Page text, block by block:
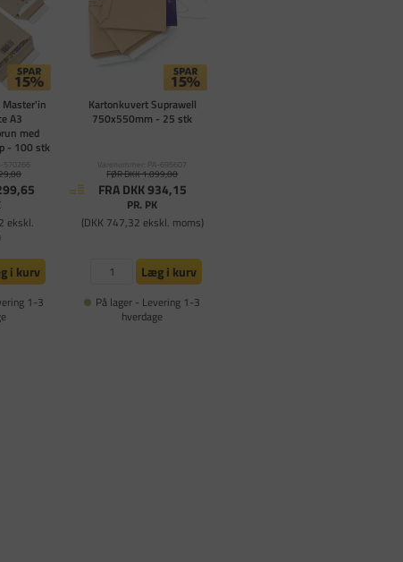
Master'in
A3
med
- 100 stk
ekskl.
i kurv
1-3
Kartonkuvert Suprawell
750x550mm - 25 stk
Varenummer: PA-695607
FØR DKK 1.099,00
FRA DKK 934,15
PR. PK
(DKK 747,32 ekskl. moms)
Læg i kurv
På lager - Levering 1-3
hverdage